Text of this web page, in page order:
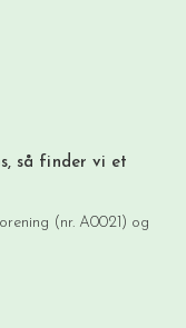
så finder vi et
(nr. A0021) og